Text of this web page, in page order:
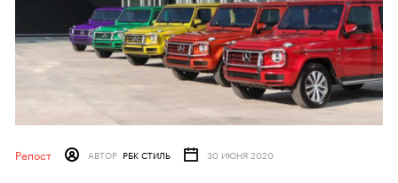
Репост АВТОР РБК СТИЛЬ 30 ИЮНЯ 2020